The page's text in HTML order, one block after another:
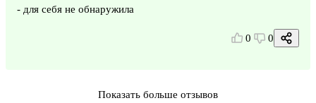
- для себя не обнаружила
0 0
Показать больше отзывов